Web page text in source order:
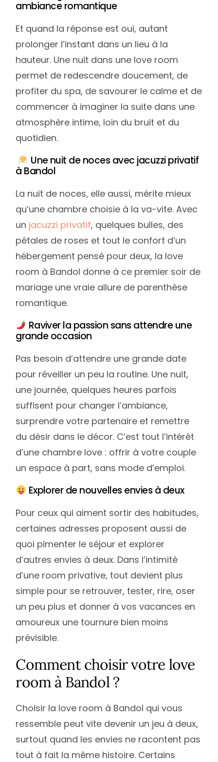
ambiance romantique
Et quand la réponse est oui, autant
prolonger l’instant dans un lieu à la
hauteur. Une nuit dans une love room
permet de redescendre doucement, de
profiter du spa, de savourer le calme et de
commencer à imaginer la suite dans une
atmosphère intime, loin du bruit et du
quotidien.
Une nuit de noces avec jacuzzi privatif
à Bandol
La nuit de noces, elle aussi, mérite mieux
qu’une chambre choisie à la va-vite. Avec
un jacuzzi privatif, quelques bulles, des
pétales de roses et tout le confort d’un
hébergement pensé pour deux, la love
room à Bandol donne à ce premier soir de
mariage une vraie allure de parenthèse
romantique.
Raviver la passion sans attendre une
grande occasion
Pas besoin d’attendre une grande date
pour réveiller un peu la routine. Une nuit,
une journée, quelques heures parfois
suffisent pour changer l’ambiance,
surprendre votre partenaire et remettre
du désir dans le décor. C’est tout l’intérêt
d’une chambre love : offrir à votre couple
un espace à part, sans mode d’emploi.
Explorer de nouvelles envies à deux
Pour ceux qui aiment sortir des habitudes,
certaines adresses proposent aussi de
quoi pimenter le séjour et explorer
d’autres envies à deux. Dans l’intimité
d’une room privative, tout devient plus
simple pour se retrouver, tester, rire, oser
un peu plus et donner à vos vacances en
amoureux une tournure bien moins
prévisible.
Comment choisir votre love
room à Bandol ?
Choisir la love room à Bandol qui vous
ressemble peut vite devenir un jeu à deux,
surtout quand les envies ne racontent pas
tout à fait la même histoire. Certains